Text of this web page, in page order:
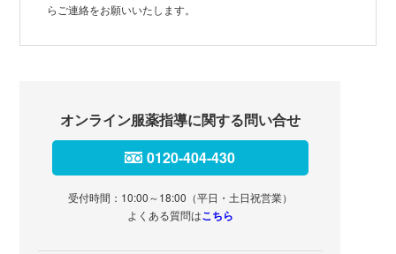
らご連絡をお願いいたします。
オンライン服薬指導に関する問い合せ
0120-404-430
受付時間：10:00～18:00（平日・土日祝営業）
よくある質問はこちら